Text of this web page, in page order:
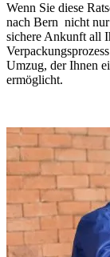
Wenn Sie diese
nach Bern ⁠ nicht
sichere Ankunft all
Umzug, der Ihnen
ermöglicht.